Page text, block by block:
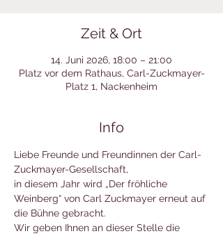
Zeit & Ort
14. Juni 2026, 18:00 – 21:00
Platz vor dem Rathaus, Carl-Zuckmayer-
Platz 1, Nackenheim
Info
Liebe Freunde und Freundinnen der Carl-
Zuckmayer-Gesellschaft,
in diesem Jahr wird „Der fröhliche
Weinberg“ von Carl Zuckmayer erneut auf
die Bühne gebracht.
Wir geben Ihnen an dieser Stelle die